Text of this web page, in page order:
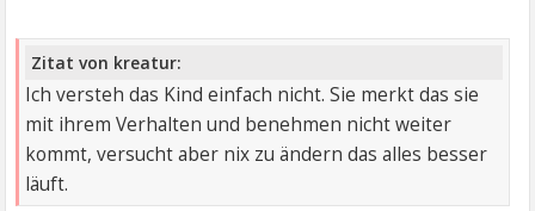
Zitat von kreatur:
Ich versteh das Kind einfach nicht. Sie merkt das sie
mit ihrem Verhalten und benehmen nicht weiter
kommt, versucht aber nix zu ändern das alles besser
läuft.